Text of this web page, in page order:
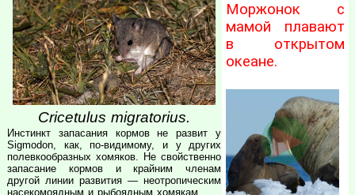
Cricetulus migratorius.
Инстинкт запасания кормов не развит у
Sigmodon, как, по-видимому, и у других
полевкообразных хомяков. Не свойственно
запасание кормов и крайним членам
другой линии развития — неотропическим
насекомоядным и рыбоядным хомякам.
Моржонок с
мамой плавают
в открытом
океане.